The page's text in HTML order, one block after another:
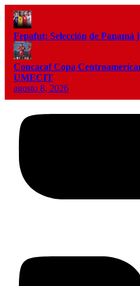
Fepafut: Selección de Panamá
Concacaf Copa
UMECIT
agosto 8, 2026